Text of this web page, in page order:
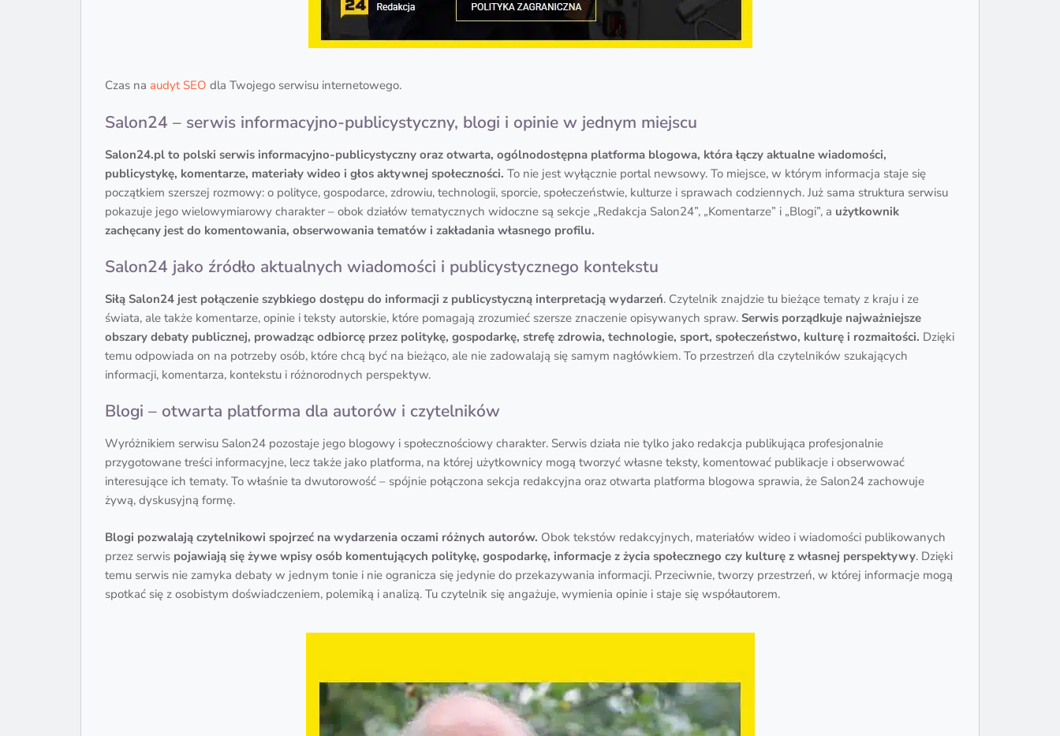
Czas na audyt SEO dla Twojego serwisu internetowego.
Salon24 – serwis informacyjno-publicystyczny, blogi i opinie w jednym miejscu
Salon24.pl to polski serwis informacyjno-publicystyczny oraz otwarta, ogólnodostępna platforma blogowa, która łączy aktualne wiadomości,
publicystykę, komentarze, materiały wideo i głos aktywnej społeczności. To nie jest wyłącznie portal newsowy. To miejsce, w którym informacja staje się
początkiem szerszej rozmowy: o polityce, gospodarce, zdrowiu, technologii, sporcie, społeczeństwie, kulturze i sprawach codziennych. Już sama struktura serwisu
pokazuje jego wielowymiarowy charakter – obok działów tematycznych widoczne są sekcje „Redakcja Salon24”, „Komentarze” i „Blogi”, a użytkownik
zachęcany jest do komentowania, obserwowania tematów i zakładania własnego profilu.
Salon24 jako źródło aktualnych wiadomości i publicystycznego kontekstu
Siłą Salon24 jest połączenie szybkiego dostępu do informacji z publicystyczną interpretacją wydarzeń. Czytelnik znajdzie tu bieżące tematy z kraju i ze
świata, ale także komentarze, opinie i teksty autorskie, które pomagają zrozumieć szersze znaczenie opisywanych spraw. Serwis porządkuje najważniejsze
obszary debaty publicznej, prowadząc odbiorcę przez politykę, gospodarkę, strefę zdrowia, technologie, sport, społeczeństwo, kulturę i rozmaitości. Dzięki
temu odpowiada on na potrzeby osób, które chcą być na bieżąco, ale nie zadowalają się samym nagłówkiem. To przestrzeń dla czytelników szukających
informacji, komentarza, kontekstu i różnorodnych perspektyw.
Blogi – otwarta platforma dla autorów i czytelników
Wyróżnikiem serwisu Salon24 pozostaje jego blogowy i społecznościowy charakter. Serwis działa nie tylko jako redakcja publikująca profesjonalnie
przygotowane treści informacyjne, lecz także jako platforma, na której użytkownicy mogą tworzyć własne teksty, komentować publikacje i obserwować
interesujące ich tematy. To właśnie ta dwutorowość – spójnie połączona sekcja redakcyjna oraz otwarta platforma blogowa sprawia, że Salon24 zachowuje
żywą, dyskusyjną formę.
Blogi pozwalają czytelnikowi spojrzeć na wydarzenia oczami różnych autorów. Obok tekstów redakcyjnych, materiałów wideo i wiadomości publikowanych
przez serwis pojawiają się żywe wpisy osób komentujących politykę, gospodarkę, informacje z życia społecznego czy kulturę z własnej perspektywy. Dzięki
temu serwis nie zamyka debaty w jednym tonie i nie ogranicza się jedynie do przekazywania informacji. Przeciwnie, tworzy przestrzeń, w której informacje mogą
spotkać się z osobistym doświadczeniem, polemiką i analizą. Tu czytelnik się angażuje, wymienia opinie i staje się współautorem.